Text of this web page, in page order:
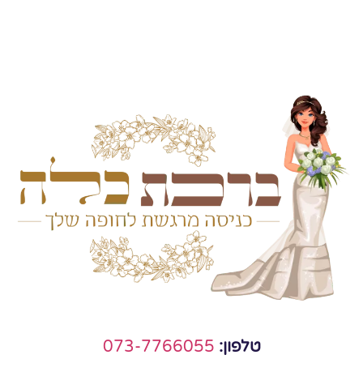
טלפון: 073-7766055